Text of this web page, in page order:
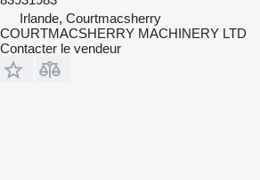
Irlande, Courtmacsherry
COURTMACSHERRY MACHINERY LTD
Contacter le vendeur